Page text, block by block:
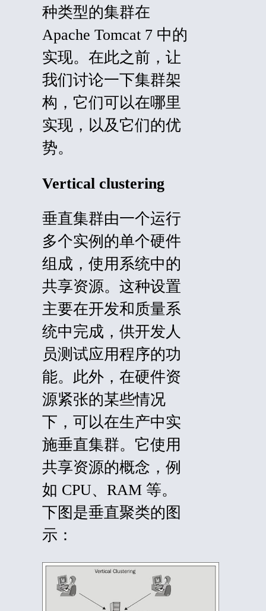
种类型的集群在
Apache Tomcat 7 中的
实现。在此之前，让
我们讨论一下集群架
构，它们可以在哪里
实现，以及它们的优
势。
Vertical clustering
垂直集群由一个运行
多个实例的单个硬件
组成，使用系统中的
共享资源。这种设置
主要在开发和质量系
统中完成，供开发人
员测试应用程序的功
能。此外，在硬件资
源紧张的某些情况
下，可以在生产中实
施垂直集群。它使用
共享资源的概念，例
如 CPU、RAM 等。
下图是垂直聚类的图
示：